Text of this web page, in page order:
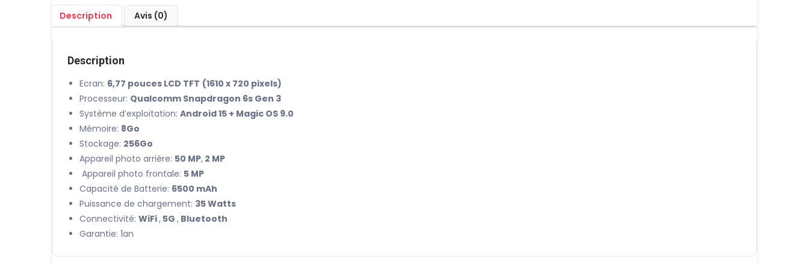
Description Avis (0)
Description
Ecran: 6,77 pouces LCD TFT (1610 x 720 pixels)
Processeur: Qualcomm Snapdragon 6s Gen 3
Système d’exploitation: Android 15 + Magic OS 9.0
Mémoire: 8Go
Stockage: 256Go
Appareil photo arrière: 50 MP, 2 MP
Appareil photo frontale: 5 MP
Capacité de Batterie: 6500 mAh
Puissance de chargement: 35 Watts
Connectivité: WiFi, 5G , Bluetooth
Garantie: 1an